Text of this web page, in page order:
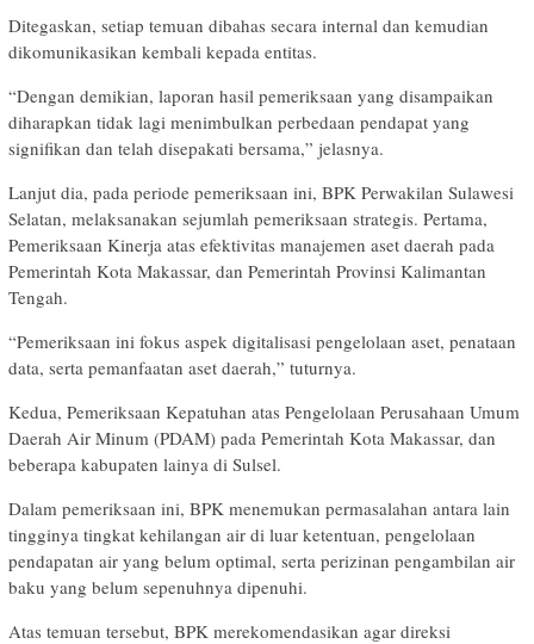
Ditegaskan, setiap temuan dibahas secara internal dan kemudian
dikomunikasikan kembali kepada entitas.
“Dengan demikian, laporan hasil pemeriksaan yang disampaikan
diharapkan tidak lagi menimbulkan perbedaan pendapat yang
signifikan dan telah disepakati bersama,” jelasnya.
Lanjut dia, pada periode pemeriksaan ini, BPK Perwakilan Sulawesi
Selatan, melaksanakan sejumlah pemeriksaan strategis. Pertama,
Pemeriksaan Kinerja atas efektivitas manajemen aset daerah pada
Pemerintah Kota Makassar, dan Pemerintah Provinsi Kalimantan
Tengah.
“Pemeriksaan ini fokus aspek digitalisasi pengelolaan aset, penataan
data, serta pemanfaatan aset daerah,” tuturnya.
Kedua, Pemeriksaan Kepatuhan atas Pengelolaan Perusahaan Umum
Daerah Air Minum (PDAM) pada Pemerintah Kota Makassar, dan
beberapa kabupaten lainya di Sulsel.
Dalam pemeriksaan ini, BPK menemukan permasalahan antara lain
tingginya tingkat kehilangan air di luar ketentuan, pengelolaan
pendapatan air yang belum optimal, serta perizinan pengambilan air
baku yang belum sepenuhnya dipenuhi.
Atas temuan tersebut, BPK merekomendasikan agar direksi